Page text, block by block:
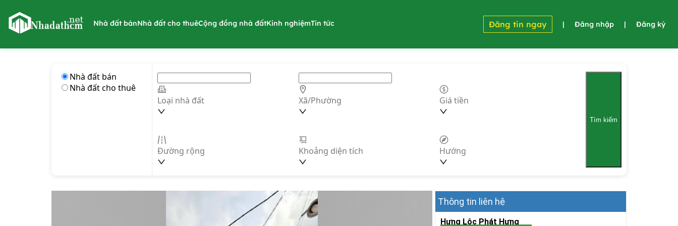
nhadathcm.net
Nhà đất bánNhà đất cho thuêCộng đồng nhà đấtKinh nghiệmTin tức Đăng tin ngay | Đăng nhập | Đăng ký
Nhà đất bán
Nhà đất cho thuê
Loại nhà đất
Xã/Phường Giá tiền
Đường rộng Khoảng diện tích Hướng
Tìm kiếm
Thông tin liên hệ
Hưng Lộc Phát Hưng